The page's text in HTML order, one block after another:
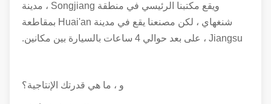
ويقع مكتبنا الرئيسي في منطقة Songjiang ، مدينة
شنغهاي ، لكن مصنعنا يقع في مدينة Huai'an بمقاطعة
Jiangsu ، على بعد حوالي 4 ساعات بالسيارة بين مكانين.
و ، ما هي قدرتك الإنتاجية؟